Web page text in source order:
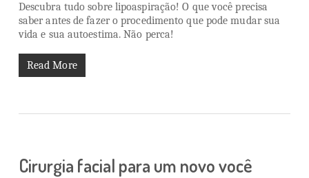
Descubra tudo sobre lipoaspiração! O que você precisa
saber antes de fazer o procedimento que pode mudar sua
vida e sua autoestima. Não perca!
Read More
Cirurgia facial para um novo você